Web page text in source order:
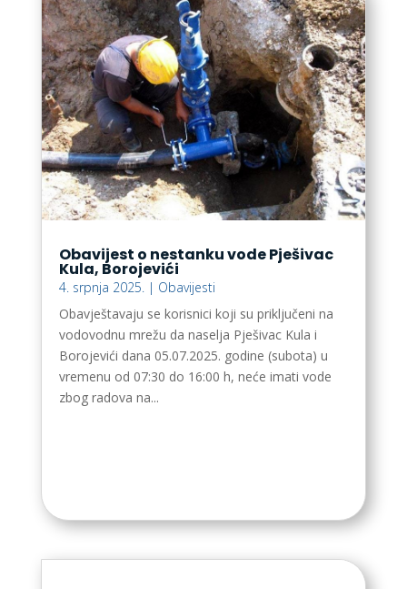
Obavijest o nestanku vode Pješivac
Kula, Borojevići
4. srpnja 2025.| Obavijesti
Obavještavaju se korisnici koji su priključeni na
vodovodnu mrežu da naselja Pješivac Kula i
Borojevići dana 05.07.2025. godine (subota) u
vremenu od 07:30 do 16:00 h, neće imati vode
zbog radova na...